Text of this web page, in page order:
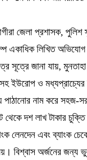
জেলা প্রশাসক, পুলিশ
একাধিক লিখিত অভিযোগ
সূত্রে জানা যায়,
ইউরোপ ও মধ্যপ্রাচ্যের
পাঠানোর নাম করে সহজ-
দশ লাখ টাকার চুক্তি
লেনদেন এবং ব্যাংক
বিশ্বাস অর্জনের জন্য